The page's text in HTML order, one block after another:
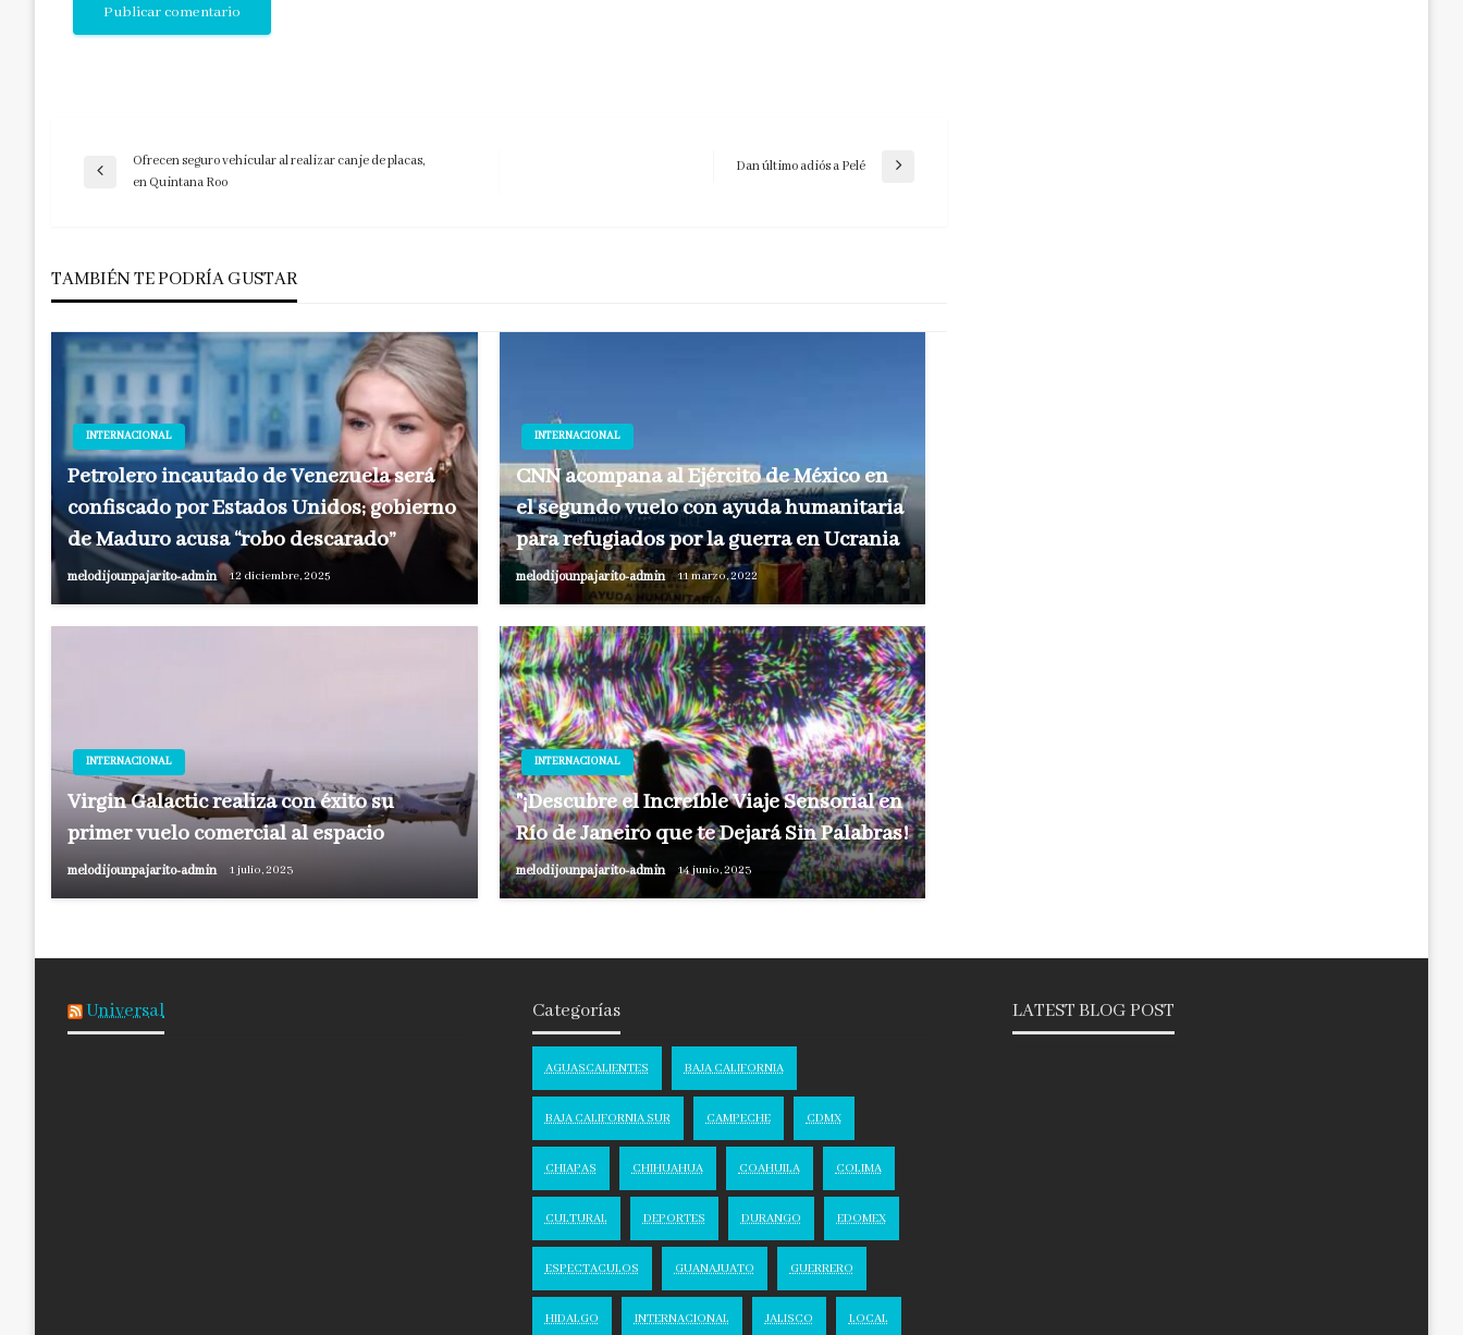
Navegación
entradas
Entrada
Ofrecen seguro vehicular al realizar canje de placas,
en Quintana Roo
Entrada
Dan último adiós a Pelé
TAMBIÉN TE PODRÍA GUSTAR
INTERNACIONAL
Petrolero incautado de Venezuela será
confiscado por Estados Unidos; gobierno
de Maduro acusa “robo descarado”
melodijounpajarito-admin 12 diciembre, 2025
INTERNACIONAL
CNN acompaña al Ejército de México en
el segundo vuelo con ayuda humanitaria
para refugiados por la guerra en Ucrania
melodijounpajarito-admin 11 marzo, 2022
INTERNACIONAL
Virgin Galactic realiza con éxito su
primer vuelo comercial al espacio
melodijounpajarito-admin 1 julio, 2023
INTERNACIONAL
"¡Descubre el Increíble Viaje Sensorial en
Río de Janeiro que te Dejará Sin Palabras!
melodijounpajarito-admin 14 junio, 2023
Universal Categorías
AGUASCALIENTES BAJA CALIFORNIA
BAJA CALIFORNIA SUR CAMPECHE CDMX
CHIAPAS CHIHUAHUA COAHUILA COLIMA
CULTURAL DEPORTES DURANGO EDOMEX
ESPECTACULOS GUANAJUATO GUERRERO
HIDALGO INTERNACIONAL JALISCO LOCAL
LATEST BLOG POST